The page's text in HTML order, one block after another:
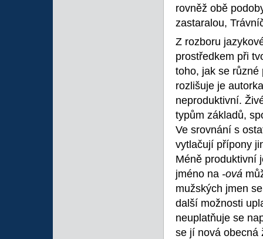
rovněž obě
zastaralou,
Z rozboru
prostředkem při
toho, jak se
rozlišuje je
neproduktivní.
typům základů,
Ve srovnání s
vytlačují přípony
Méně produktivní
jméno na -ová
mužských jmen
další možnosti
neuplatňuje se
se jí nová obecná